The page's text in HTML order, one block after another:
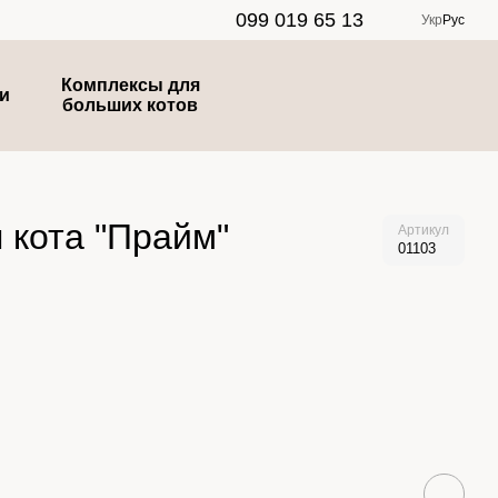
099 019 65 13 Укр Рус
Комплексы для
больших котов
кота "Прайм" Артикул
01103